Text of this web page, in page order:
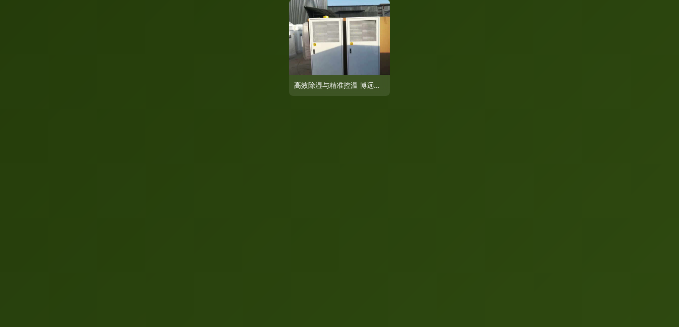
高效除湿与精准控温 博远热风机赋能家具厂与家用视听设备环境优化